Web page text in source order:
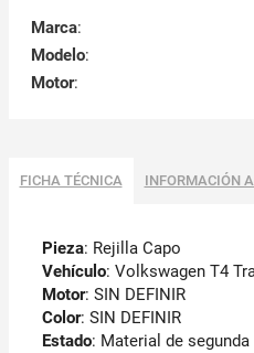
Marca:
Modelo:
Motor:
FICHA TÉCNICA INFORMACIÓN
Pieza: Rejilla Capo
Vehículo: Volkswagen T4
Motor: SIN DEFINIR
Color: SIN DEFINIR
Estado: Material de segunda